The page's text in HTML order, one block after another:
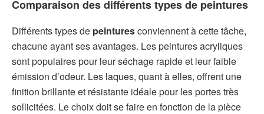
Comparaison des différents types de peintures
Différents types de peinturesconviennent à cette tâche,
chacune ayant ses avantages. Les peintures acryliques
sont populaires pour leur séchage rapide et leur faible
émission d’odeur. Les laques, quant à elles, offrent une
finition brillante et résistante idéale pour les portes très
sollicitées. Le choix doit se faire en fonction de la pièce